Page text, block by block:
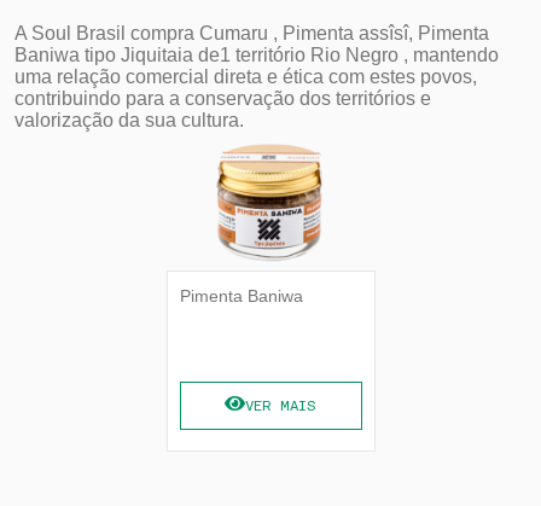
A Soul Brasil compra Cumaru , Pimenta assîsî, Pimenta
Baniwa tipo Jiquitaia de1 território Rio Negro , mantendo
uma relação comercial direta e ética com estes povos,
contribuindo para a conservação dos territórios e
valorização da sua cultura.
Pimenta Baniwa
VER MAIS